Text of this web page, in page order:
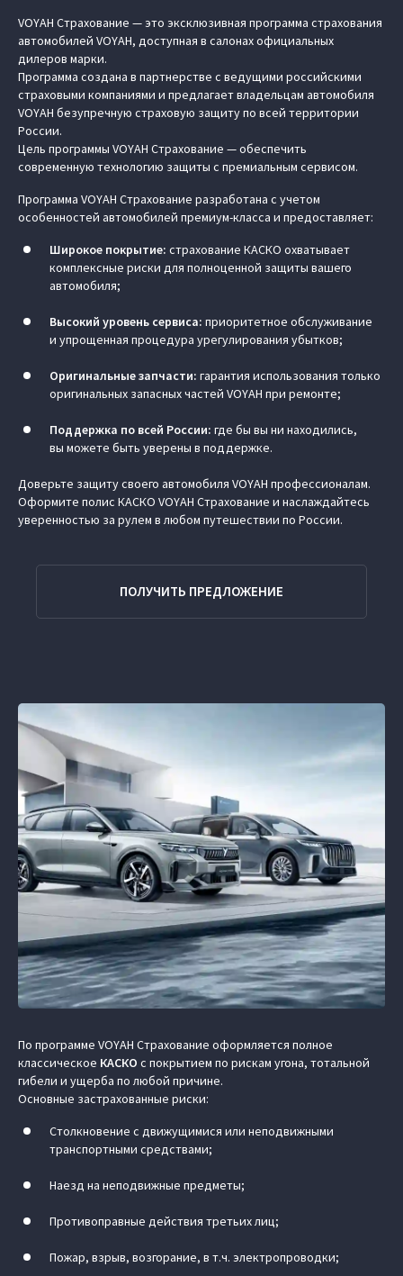
VOYAH Страхование — это эксклюзивная программа страхования
автомобилей VOYAH, доступная в салонах официальных
дилеров марки.
Программа создана в партнерстве с ведущими российскими
страховыми компаниями и предлагает владельцам автомобиля
VOYAH безупречную страховую защиту по всей территории
России.
Цель программы VOYAH Страхование — обеспечить
современную технологию защиты с премиальным сервисом.
Программа VOYAH Страхование разработана с учетом
особенностей автомобилей премиум-класса и предоставляет:
Широкое покрытие: страхование КАСКО охватывает
комплексные риски для полноценной защиты вашего
автомобиля;
Высокий уровень сервиса: приоритетное обслуживание
и упрощенная процедура урегулирования убытков;
Оригинальные запчасти: гарантия использования только
оригинальных запасных частей VOYAH при ремонте;
Поддержка по всей России: где бы вы ни находились,
вы можете быть уверены в поддержке.
Доверьте защиту своего автомобиля VOYAH профессионалам.
Оформите полис КАСКО VOYAH Страхование и наслаждайтесь
уверенностью за рулем в любом путешествии по России.
ПОЛУЧИТЬ ПРЕДЛОЖЕНИЕ
По программе VOYAH Страхование оформляется полное
классическое КАСКО с покрытием по рискам угона, тотальной
гибели и ущерба по любой причине.
Основные застрахованные риски:
Столкновение с движущимися или неподвижными
транспортными средствами;
Наезд на неподвижные предметы;
Противоправные действия третьих лиц;
Пожар, взрыв, возгорание, в т.ч. электропроводки;